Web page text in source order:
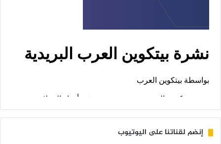
إنضم لقناتنا على اليوتيوب